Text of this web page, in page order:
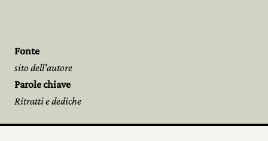
Fonte
sito dell'autore
Parole chiave
Ritratti e dediche